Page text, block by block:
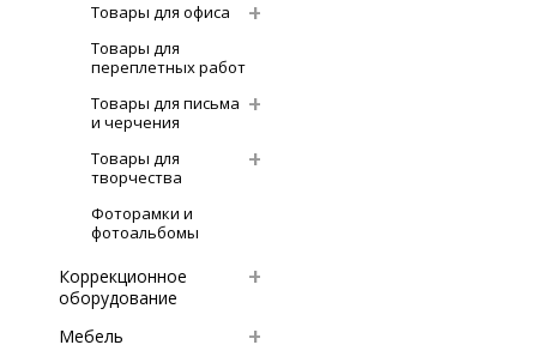
Товары для офиса
Товары для
переплетных работ
Товары для письма
и черчения
Товары для
творчества
Фоторамки и
фотоальбомы
Коррекционное
оборудование
Мебель